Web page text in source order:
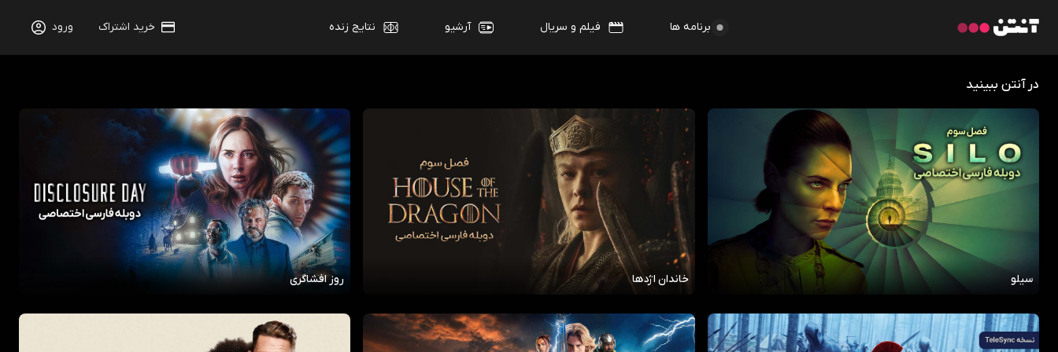
برنامه ها فیلم و سریال آرشیو نتایج زنده خرید اشتراک ورود
در آنتن ببینید
سیلو خاندان اژدها روز افشاگری